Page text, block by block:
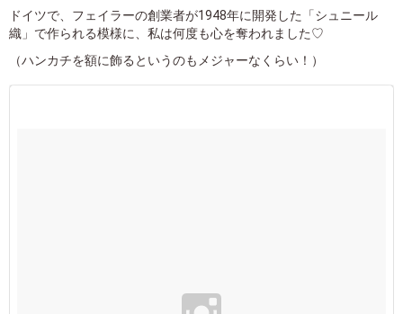
ドイツで、フェイラーの創業者が1948年に開発した「シュニール
織」で作られる模様に、私は何度も心を奪われました♡
（ハンカチを額に飾るというのもメジャーなくらい！）